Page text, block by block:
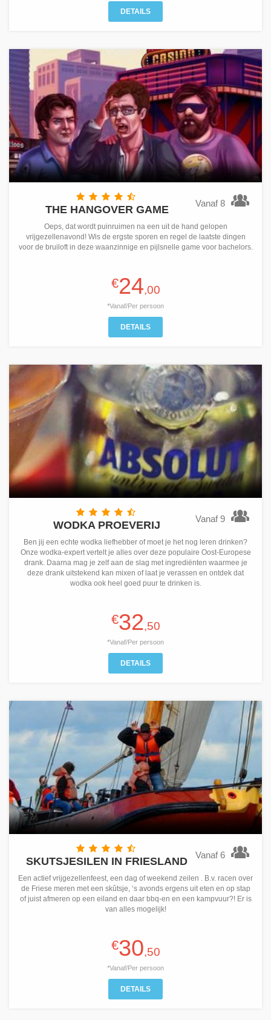
DETAILS
Vanaf 8
THE HANGOVER GAME
Oeps, dat wordt puinruimen na een uit de hand gelopen
vrijgezellenavond! Wis de ergste sporen en regel de laatste dingen
voor de bruiloft in deze waanzinnige en pijlsnelle game voor bachelors.
€24,00
*Vanaf/Per persoon
DETAILS
Vanaf 9
WODKA PROEVERIJ
Ben jij een echte wodka liefhebber of moet je het nog leren drinken?
Onze wodka-expert vertelt je alles over deze populaire Oost-Europese
drank. Daarna mag je zelf aan de slag met ingrediënten waarmee je
deze drank uitstekend kan mixen of laat je verassen en ontdek dat
wodka ook heel goed puur te drinken is.
€32,50
*Vanaf/Per persoon
DETAILS
Vanaf 6
SKUTSJESILEN IN FRIESLAND
Een actief vrijgezellenfeest, een dag of weekend zeilen . B.v. racen over
de Friese meren met een skûtsje, ‘s avonds ergens uit eten en op stap
of juist afmeren op een eiland en daar bbq-en en een kampvuur?! Er is
van alles mogelijk!
€30,50
*Vanaf/Per persoon
DETAILS